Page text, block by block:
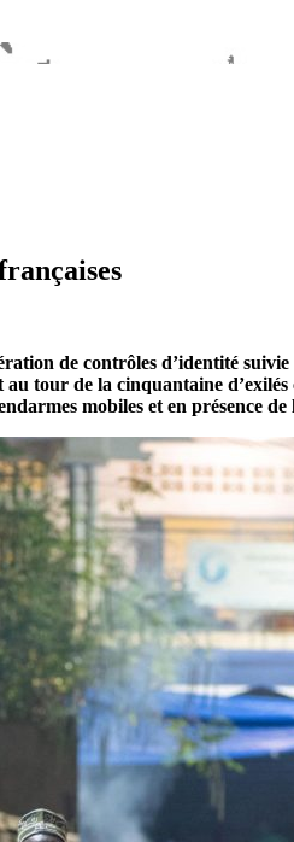
de contrôles d’identité
tour de la cinquantaine
mobiles et en présence